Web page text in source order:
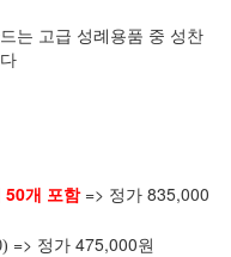
는 고급 성례용품 중 성찬
50개 포함=> 정가 835,000
=> 정가 475,000원